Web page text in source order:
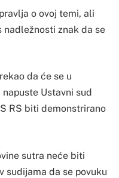
o ovoj temi, ali
nadležnosti znak da se
da će se u
Ustavni sud
RS biti demonstrirano
sutra neće biti
sudijama da se povuku